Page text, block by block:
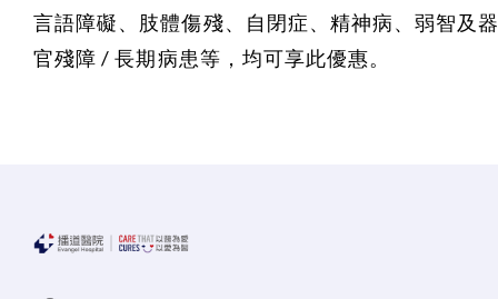
言語障礙、肢體傷殘、自閉症、精神病、弱智及
官殘障 / 長期病患等，均可享此優惠。